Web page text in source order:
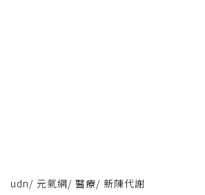
udn/ 元氣網/ 醫療/ 新陳代謝